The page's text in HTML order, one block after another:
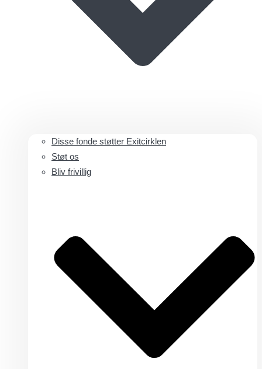
Disse fonde støtter Exitcirklen
Støt os
Bliv frivillig